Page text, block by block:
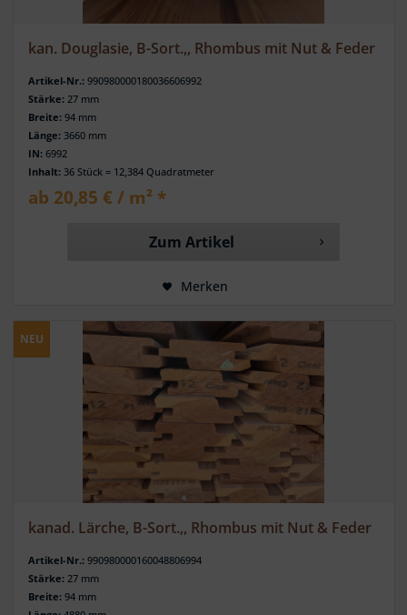
kan. Douglasie, B-Sort.,, Rhombus mit Nut & Feder
Artikel-Nr.: 990980000180036606992
Stärke: 27 mm
Breite: 94 mm
Länge: 3660 mm
IN: 6992
Inhalt: 36 Stück = 12,384 Quadratmeter
ab 20,85 € / m² *
Zum Artikel
Merken
NEU
kanad. Lärche, B-Sort.,, Rhombus mit Nut & Feder
Artikel-Nr.: 990980000160048806994
Stärke: 27 mm
Breite: 94 mm